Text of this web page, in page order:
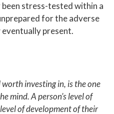
stress-tested within a
for the adverse
present.
investing in, is the one
mind. A person’s level of
of development of their